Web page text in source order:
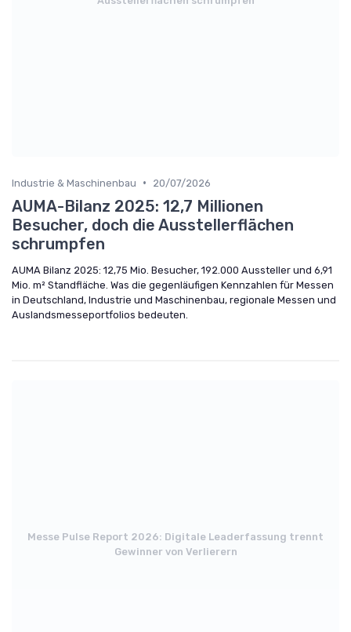
Industrie & Maschinenbau • 20/07/2026
AUMA-Bilanz 2025: 12,7 Millionen
Besucher, doch die Ausstellerflächen
schrumpfen
AUMA Bilanz 2025: 12,75 Mio. Besucher, 192.000 Aussteller und 6,91
Mio. m² Standfläche. Was die gegenläufigen Kennzahlen für Messen
in Deutschland, Industrie und Maschinenbau, regionale Messen und
Auslandsmesseportfolios bedeuten.
Messe Pulse Report 2026: Digitale Leaderfassung trennt
Gewinner von Verlierern